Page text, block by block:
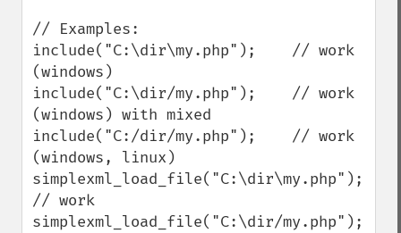
// Examples:
include("C:\dir\my.php");    // work
(windows)
include("C:\dir/my.php");    // work
(windows) with mixed
include("C:/dir/my.php");    // work
(windows, linux)
simplexml_load_file("C:\dir\my.php");
// work
simplexml_load_file("C:\dir/my.php");